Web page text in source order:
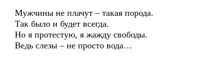
Мужчины не плачут – такая порода.
Так было и будет всегда.
Но я протестую, я жажду свободы.
Ведь слезы – не просто вода…